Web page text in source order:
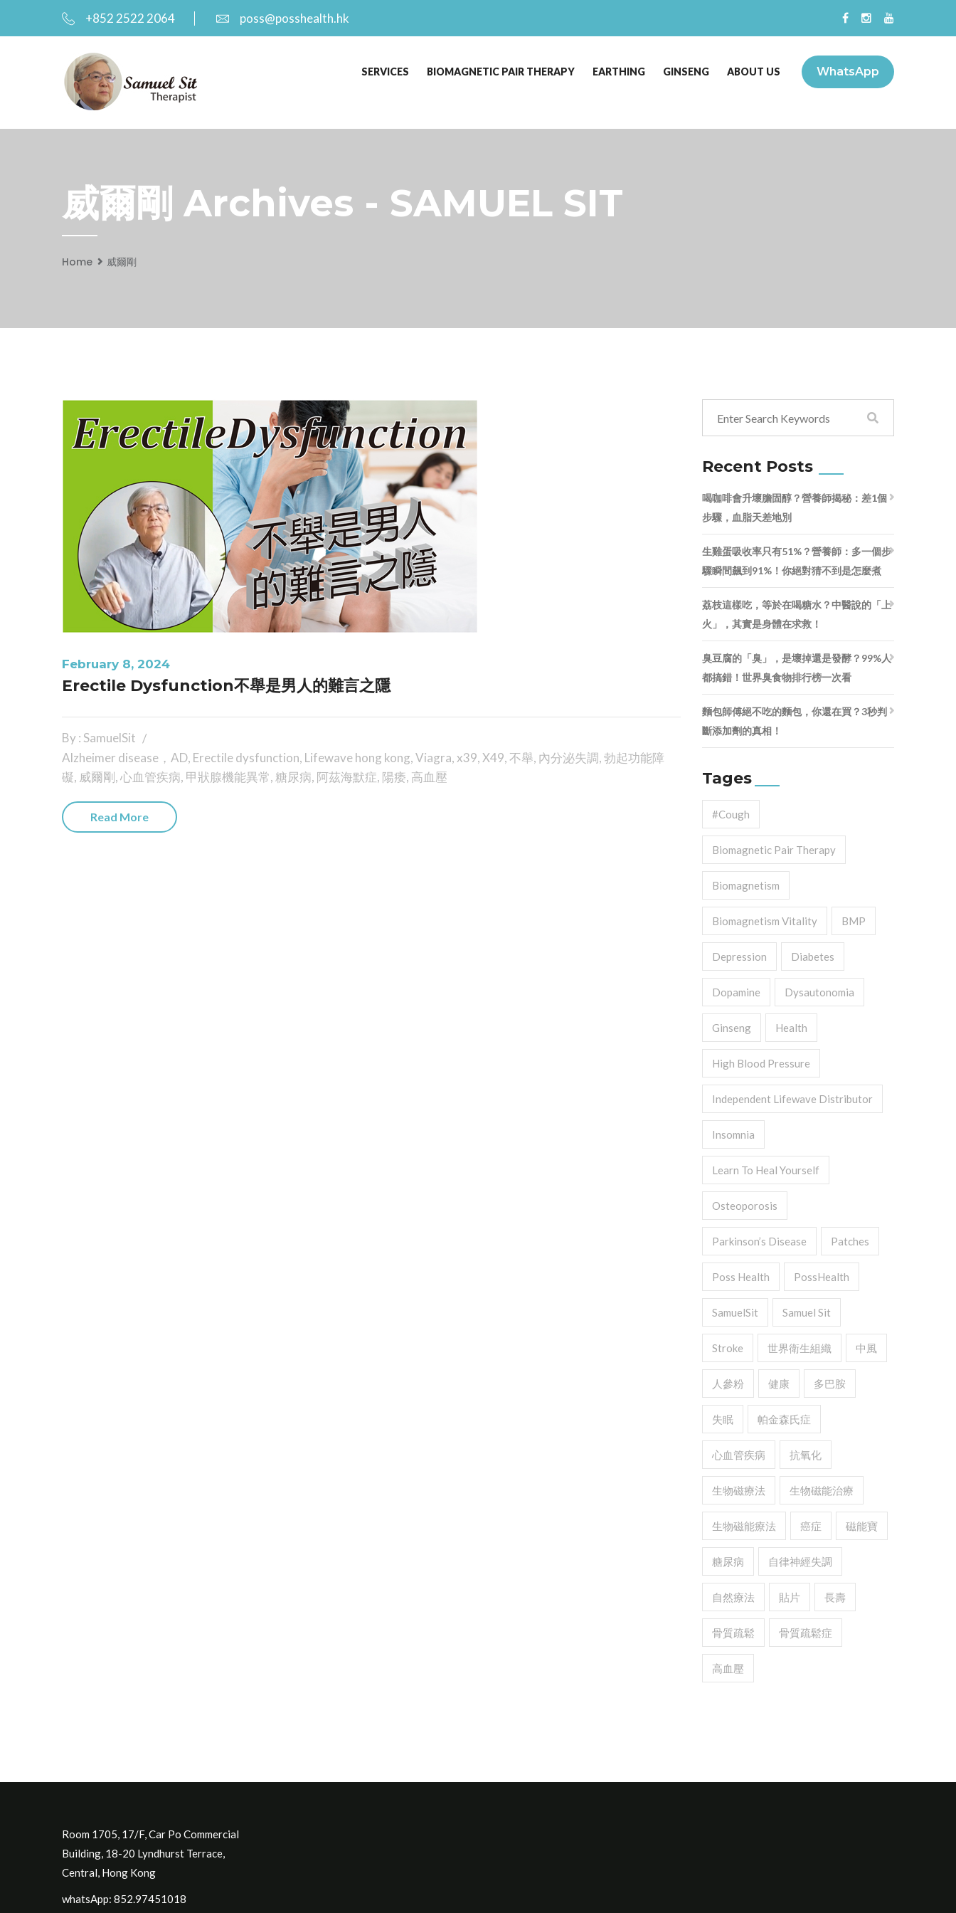
+852 2522 2064 poss@posshealth.hk
WhatsApp
SERVICES BIOMAGNETIC PAIR THERAPY EARTHING GINSENG ABOUT US
威爾剛 Archives - SAMUEL SIT
Home 威爾剛
February 8, 2024
Erectile Dysfunction不舉是男人的難言之隱
By : SamuelSit
Alzheimer disease，AD, Erectile dysfunction, Lifewave hong kong,Viagra, x39,X49, 不舉, 內分泌失調,勃起功能障
礙, 威爾剛,心血管疾病, 甲狀腺機能異常, 糖尿病, 阿茲海默症, 陽痿, 高血壓
Read More
Recent Posts
喝咖啡會升壞膽固醇？營養師揭秘：差1個
步驟，血脂天差地別
生雞蛋吸收率只有51%？營養師：多一個步
驟瞬間飆到91%！你絕對猜不到是怎麼煮
荔枝這樣吃，等於在喝糖水？中醫說的「上
火」，其實是身體在求救！
臭豆腐的「臭」，是壞掉還是發酵？99%人
都搞錯！世界臭食物排行榜一次看
麵包師傅絕不吃的麵包，你還在買？3秒判
斷添加劑的真相！
Tages
#cough
Biomagnetic Pair Therapy
Biomagnetism
Biomagnetism Vitality BMP
Depression Diabetes
Dopamine Dysautonomia
Ginseng Health
High Blood Pressure
Independent Lifewave Distributor
Insomnia
Learn To Heal Yourself
Osteoporosis
Parkinson’s Disease Patches
Poss Health PossHealth
SamuelSit Samuel Sit
Stroke 世界衛生組織 中風
人參粉 健康 多巴胺
失眠 帕金森氏症
心血管疾病 抗氧化
生物磁療法 生物磁能治療
生物磁能療法 癌症 磁能寶
糖尿病 自律神經失調
自然療法 貼片 長壽
骨質疏鬆 骨質疏鬆症
高血壓
Room 1705, 17/F, Car Po Commercial
Building, 18-20 Lyndhurst Terrace,
Central, Hong Kong
whatsApp: 852.97451018